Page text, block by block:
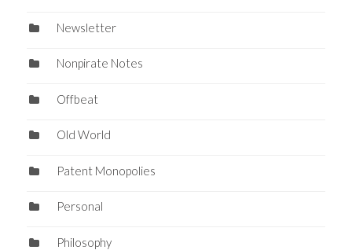
Newsletter
Nonpirate Notes
Offbeat
Old World
Patent Monopolies
Personal
Philosophy